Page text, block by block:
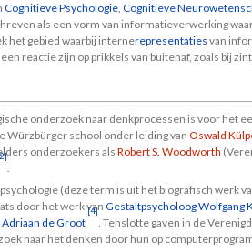
Cognitieve Psychologie, Cognitieve
als een vorm van informatieverwerking
het gebied waarbij internerepresentaties van
reactie zijn op prikkels van buitenaf, zoals bij
onderzoek naar denkprocessen is voor het
Würzbürger school onder leiding van Oswald
onderzoekers als Robert S. Woodworth
(deze term is uit het biografisch werk
door het werk van GestaltpsycholoogWolfgang
Adriaan de Groot
[4]
. Tenslotte gaven in de
naar het denken door hun op